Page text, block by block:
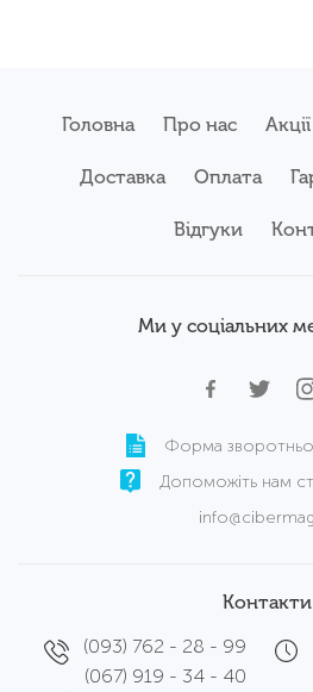
Головна Про нас Акції
Доставка Оплата
Відгуки
Ми у соціальних
Форма
Допоможіть нам
Контакти
(093) 762 - 28 - 99
(067) 919 - 34 - 40